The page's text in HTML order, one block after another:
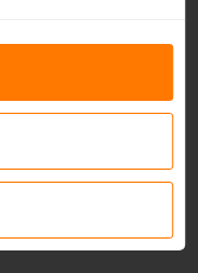
5*
od 1316€